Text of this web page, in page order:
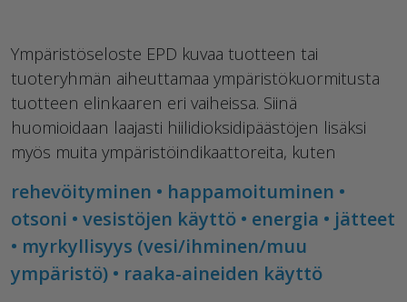
Ympäristöseloste EPD kuvaa tuotteen tai
tuoteryhmän aiheuttamaa ympäristökuormitusta
tuotteen elinkaaren eri vaiheissa.​ Siinä
huomioidaan laajasti hiilidioksidipäästöjen lisäksi
myös muita ympäristöindikaattoreita, kuten
rehevöityminen • happamoituminen •
otsoni • vesistöjen käyttö • energia • jätteet
• myrkyllisyys (vesi/ihminen/muu
ympäristö) • raaka-aineiden käyttö